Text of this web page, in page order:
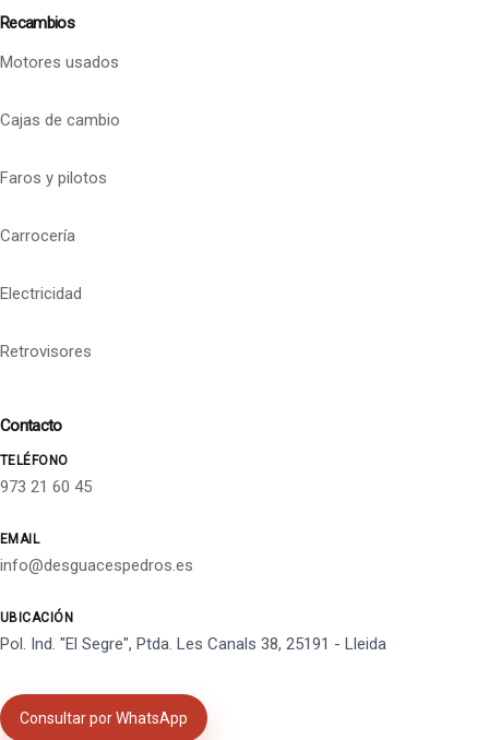
Recambios
Motores usados
Cajas de cambio
Faros y pilotos
Carrocería
Electricidad
Retrovisores
Contacto
TELÉFONO
973 21 60 45
EMAIL
info@desguacespedros.es
UBICACIÓN
Pol. Ind. "El Segre", Ptda. Les Canals 38, 25191 - Lleida
Consultar por WhatsApp